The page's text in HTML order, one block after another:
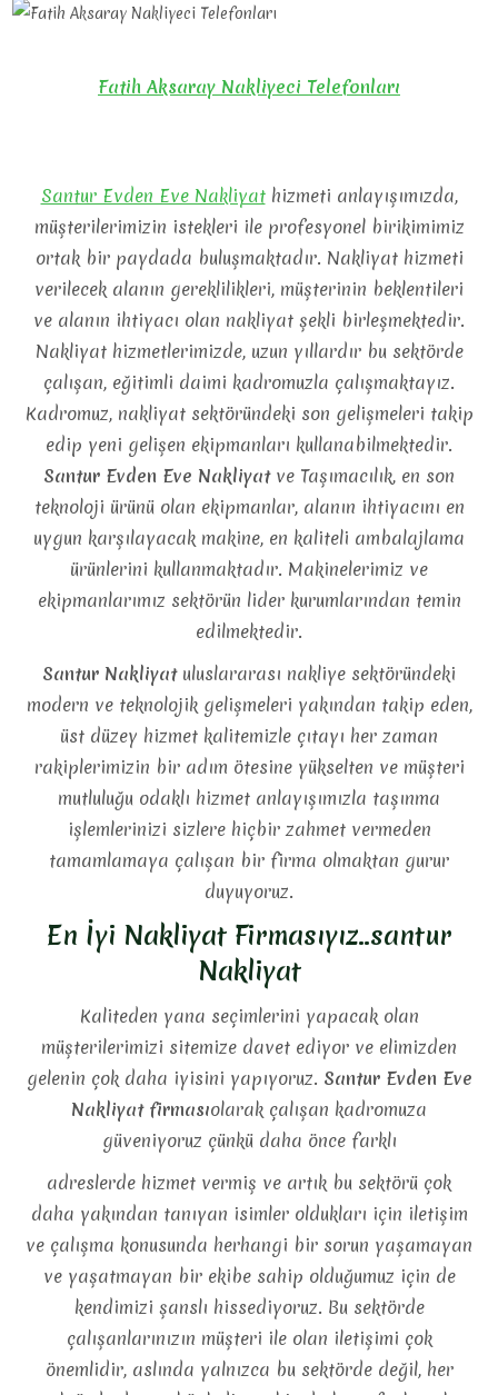
Fatih Aksaray Nakliyeci Telefonları
Santur Evden Eve Nakliyathizmeti anlayışımızda,
müşterilerimizin istekleri ile profesyonel birikimimiz
ortak bir paydada buluşmaktadır. Nakliyat hizmeti
verilecek alanın gereklilikleri, müşterinin beklentileri
ve alanın ihtiyacı olan nakliyat şekli birleşmektedir.
Nakliyat hizmetlerimizde, uzun yıllardır bu sektörde
çalışan, eğitimli daimi kadromuzla çalışmaktayız.
Kadromuz, nakliyat sektöründeki son gelişmeleri takip
edip yeni gelişen ekipmanları kullanabilmektedir.
Santur Evden Eve Nakliyatve Taşımacılık, en son
teknoloji ürünü olan ekipmanlar, alanın ihtiyacını en
uygun karşılayacak makine, en kaliteli ambalajlama
ürünlerini kullanmaktadır. Makinelerimiz ve
ekipmanlarımız sektörün lider kurumlarından temin
edilmektedir.
Santur Nakliyatuluslararası nakliye sektöründeki
modern ve teknolojik gelişmeleri yakından takip eden,
üst düzey hizmet kalitemizle çıtayı her zaman
rakiplerimizin bir adım ötesine yükselten ve müşteri
mutluluğu odaklı hizmet anlayışımızla taşınma
işlemlerinizi sizlere hiçbir zahmet vermeden
tamamlamaya çalışan bir firma olmaktan gurur
duyuyoruz.
En İyi Nakliyat Firmasıyız..santur
Nakliyat
Kaliteden yana seçimlerini yapacak olan
müşterilerimizi sitemize davet ediyor ve elimizden
gelenin çok daha iyisini yapıyoruz. Santur Evden Eve
Nakliyat firmasıolarak çalışan kadromuza
güveniyoruz çünkü daha önce farklı
adreslerde hizmet vermiş ve artık bu sektörü çok
daha yakından tanıyan isimler oldukları için iletişim
ve çalışma konusunda herhangi bir sorun yaşamayan
ve yaşatmayan bir ekibe sahip olduğumuz için de
kendimizi şanslı hissediyoruz. Bu sektörde
çalışanlarınızın müşteri ile olan iletişimi çok
önemlidir, aslında yalnızca bu sektörde değil, her